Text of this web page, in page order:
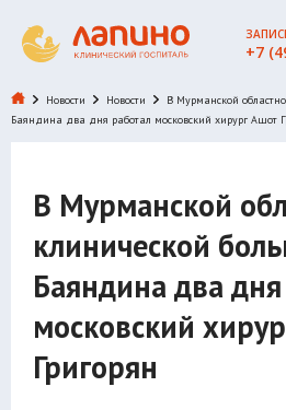
+7
Новости Новости
В Мурманской
Баяндина два дня работал московский хирург Ашот
В Мурманской
клинической
Баяндина два
московский
Григорян